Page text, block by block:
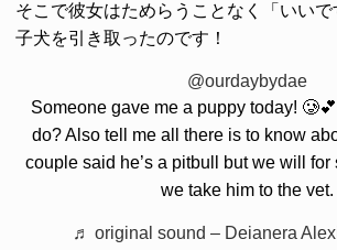
そこで彼女はためらうことなく「いいで
子犬を引き取ったのです！
@ourdaybydae
Someone gave me a puppy today!
do? Also tell me all there is to know
couple said he’s a pitbull but we will for
we take him to the vet.
♬ original sound – Deianera